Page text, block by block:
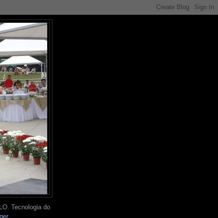
Tecnologia do
.